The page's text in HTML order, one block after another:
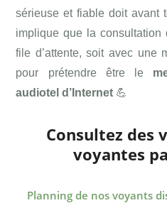
sérieuse et fiable doit avant
implique que la consultation
file d’attente, soit avec une
pour prétendre être le
audiotel d’Internet 💪
Consultez des
voyantes
Planning de nos voyants